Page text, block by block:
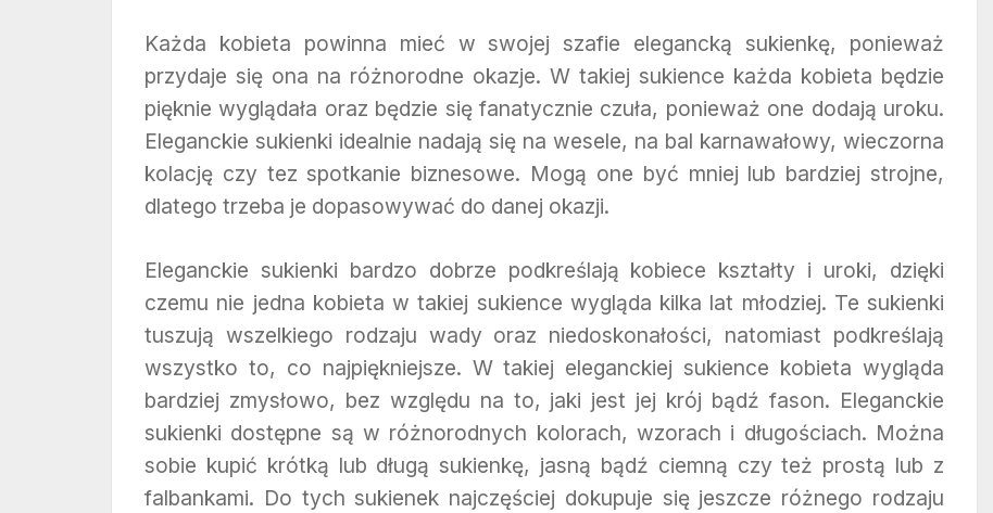
Każda kobieta powinna mieć w swojej szafie elegancką sukienkę, ponieważ
przydaje się ona na różnorodne okazje. W takiej sukience każda kobieta będzie
pięknie wyglądała oraz będzie się fanatycznie czuła, ponieważ one dodają uroku.
Eleganckie sukienki idealnie nadają się na wesele, na bal karnawałowy, wieczorna
kolację czy tez spotkanie biznesowe. Mogą one być mniej lub bardziej strojne,
dlatego trzeba je dopasowywać do danej okazji.
Eleganckie sukienki bardzo dobrze podkreślają kobiece kształty i uroki, dzięki
czemu nie jedna kobieta w takiej sukience wygląda kilka lat młodziej. Te sukienki
tuszują wszelkiego rodzaju wady oraz niedoskonałości, natomiast podkreślają
wszystko to, co najpiękniejsze. W takiej eleganckiej sukience kobieta wygląda
bardziej zmysłowo, bez względu na to, jaki jest jej krój bądź fason. Eleganckie
sukienki dostępne są w różnorodnych kolorach, wzorach i długościach. Można
sobie kupić krótką lub długą sukienkę, jasną bądź ciemną czy też prostą lub z
falbankami. Do tych sukienek najczęściej dokupuje się jeszcze różnego rodzaju